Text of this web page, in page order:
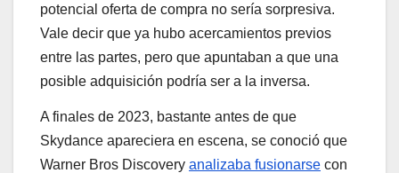
potencial oferta de compra no sería sorpresiva.
Vale decir que ya hubo acercamientos previos
entre las partes, pero que apuntaban a que una
posible adquisición podría ser a la inversa.
A finales de 2023, bastante antes de que
Skydance apareciera en escena, se conoció que
Warner Bros Discovery analizaba fusionarse con